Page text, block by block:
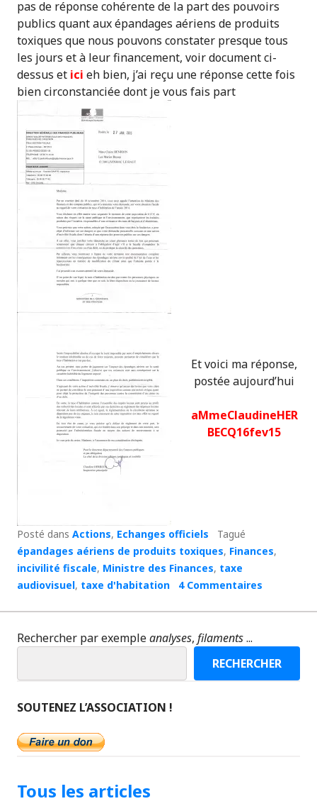
pas de réponse cohérente de la part des pouvoirs
publics quant aux épandages aériens de produits
toxiques que nous pouvons constater presque tous
les jours et à leur financement, voir document ci-
dessus et ici eh bien, j’ai reçu une réponse cette fois
bien circonstanciée dont je vous fais part
Et voici ma réponse,
postée aujourd’hui
aMmeClaudineHER
BECQ16fev15
Posté dans Actions, Echanges officiels
Tagué
épandages aériens de produits toxiques, Finances,
incivilité fiscale, Ministre des Finances, taxe
audiovisuel, taxe d'habitation 4 Commentaires
Rechercher par exempleanalyses, filaments...
RECHERCHER
SOUTENEZ L’ASSOCIATION !
Tous les articles